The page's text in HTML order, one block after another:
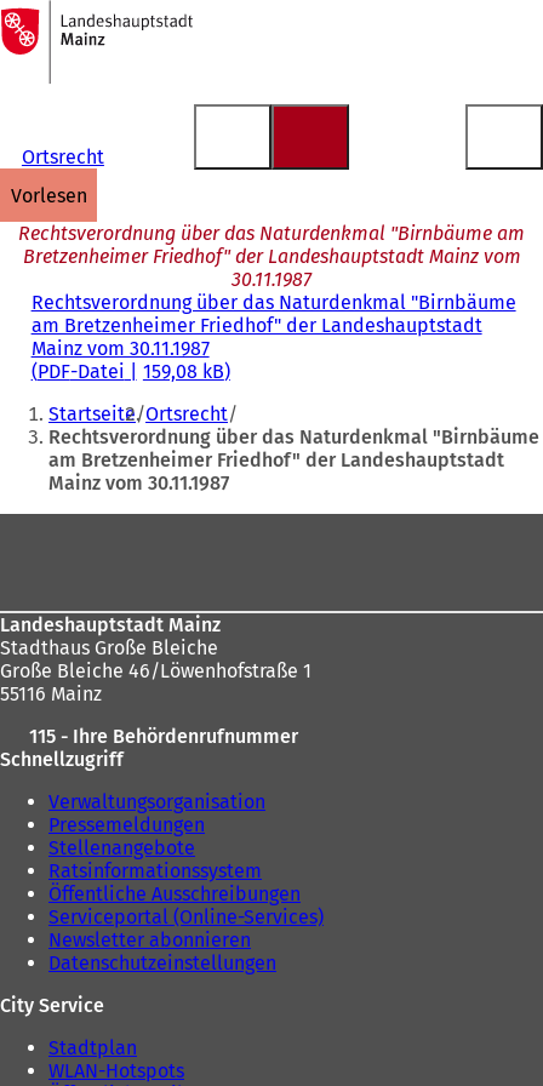
Inhalt anspringen
Zur
Startseite
Ortsrecht
vorlesen
Rechtsverordnung über das Naturdenkmal "Birnbäume am
Bretzenheimer Friedhof" der Landeshauptstadt Mainz vom
30.11.1987
Rechtsverordnung über das Naturdenkmal "Birnbäume
am Bretzenheimer Friedhof" der Landeshauptstadt
Mainz vom 30.11.1987
PDF-Datei 159,08 kB
Sie
befinden
sich
Startseite Ortsrecht
Rechtsverordnung über das Naturdenkmal "Birnbäume
am Bretzenheimer Friedhof" der Landeshauptstadt
Mainz vom 30.11.1987
Landeshauptstadt Mainz
Stadthaus Große Bleiche
Große Bleiche 46/Löwenhofstraße 1
55116 Mainz
115 - Ihre Behördenrufnummer
Schnellzugriff
Verwaltungsorganisation
Pressemeldungen
Stellenangebote
Ratsinformationssystem
Öffentliche Ausschreibungen
Serviceportal (Online-Services)
Newsletter abonnieren
Datenschutzeinstellungen
City Service
Stadtplan
WLAN-Hotspots